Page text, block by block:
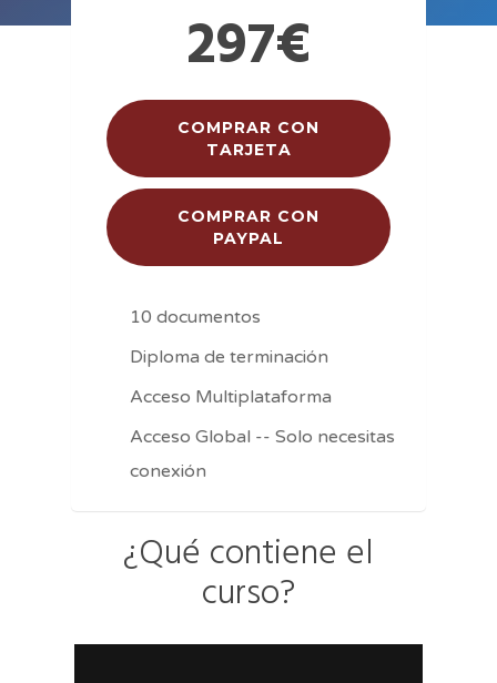
297€
COMPRAR CON
TARJETA
COMPRAR CON
PAYPAL
10 documentos
Diploma de terminación
Acceso Multiplataforma
Acceso Global -- Solo necesitas
conexión
¿Qué contiene el
curso?